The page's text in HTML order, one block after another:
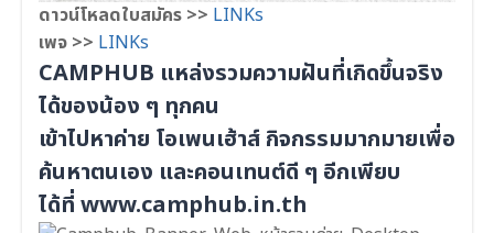
ดาวน์โหลดใบสมัคร >> LINKs
เพจ >> LINKs
CAMPHUB แหล่งรวมความฝันที่เกิดขึ้นจริง
ได้ของน้อง ๆ ทุกคน
เข้าไปหาค่าย โอเพนเฮ้าส์ กิจกรรมมากมายเพื่อ
ค้นหาตนเอง และคอนเทนต์ดี ๆ อีกเพียบ
ได้ที่ www.camphub.in.th